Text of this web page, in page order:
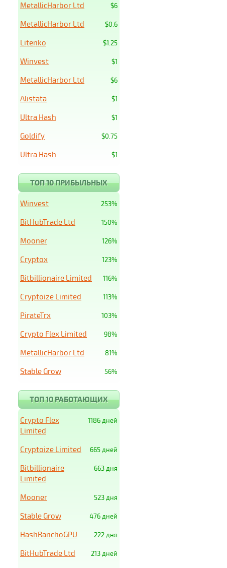
$6
MetallicHarbor Ltd
$0.6
MetallicHarbor Ltd
$1.25
Litenko
$1
Winvest
$6
MetallicHarbor Ltd
$1
Alistata
$1
Ultra Hash
$0.75
Goldify
$1
Ultra Hash
ТОП 10 ПРИБЫЛЬНЫХ
253%
Winvest
150%
BitHubTrade Ltd
126%
Mooner
123%
Cryptox
116%
Bitbillionaire Limited
113%
Cryptoize Limited
103%
PirateTrx
98%
Crypto Flex Limited
81%
MetallicHarbor Ltd
56%
Stable Grow
ТОП 10 РАБОТАЮЩИХ
1186 дней
Crypto Flex
Limited
665 дней
Cryptoize Limited
663 дня
Bitbillionaire
Limited
523 дня
Mooner
476 дней
Stable Grow
222 дня
HashRanchoGPU
213 дней
BitHubTrade Ltd